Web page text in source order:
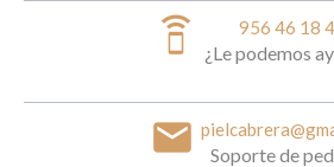
speaker_phone 956 46 18
¿Le podemos
email Soporte de